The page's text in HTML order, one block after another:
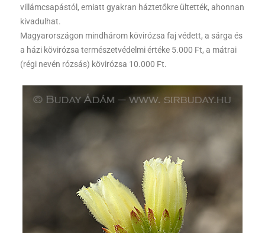
villámcsapástól, emiatt gyakran háztetőkre ültették, ahonnan
kivadulhat.
Magyarországon mindhárom kövirózsa faj védett, a sárga és
a házi kövirózsa természetvédelmi értéke 5.000 Ft, a mátrai
(régi nevén rózsás) kövirózsa 10.000 Ft.